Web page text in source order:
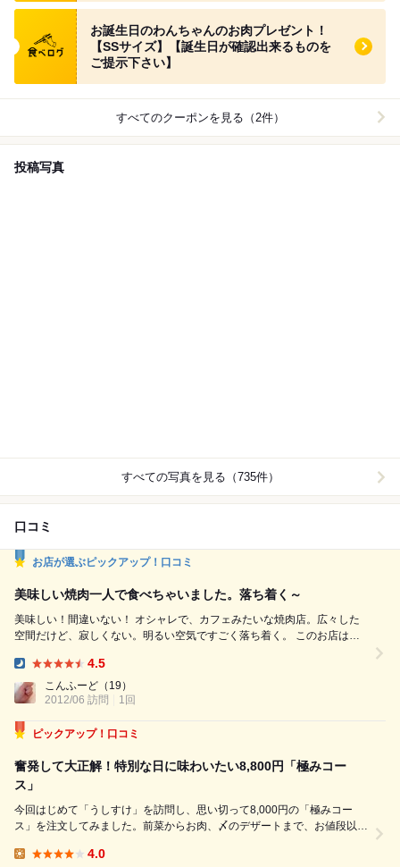
食べログ クーポン
お誕生日のわんちゃんのお肉プレゼント！
【SSサイズ】【誕生日が確認出来るものを
ご提示下さい】
すべてのクーポンを見る（2件）
投稿写真
すべての写真を見る（735件）
口コミ
お店が選ぶピックアップ！口コミ
美味しい焼肉一人で食べちゃいました。落ち着く～
美味しい！間違いない！ オシャレで、カフェみたいな焼肉店。広々した
空間だけど、寂しくない。明るい空気ですごく落ち着く。 このお店は、
るのだと思う。 都会だと、人の流れが多いのだけど、地域に愛される店
は、ずっと通える店ですね。 お店の特徴は、ワンちゃんと一緒に入店で
きる空間があり、中庭では夏には花火大会など、 ...
4.5
こんふーど （19）
2012/06 訪問
1回
ピックアップ！口コミ
奮発して大正解！特別な日に味わいたい8,800円「極みコー
ス」
今回はじめて「うしすけ」を訪問し、思い切って8,000円の「極みコー
ス」を注文してみました。前菜からお肉、〆のデザートまで、お値段以上
合せ」。しっかりとしたボリュームがあり、お肉の合間の良いアクセント
4.0